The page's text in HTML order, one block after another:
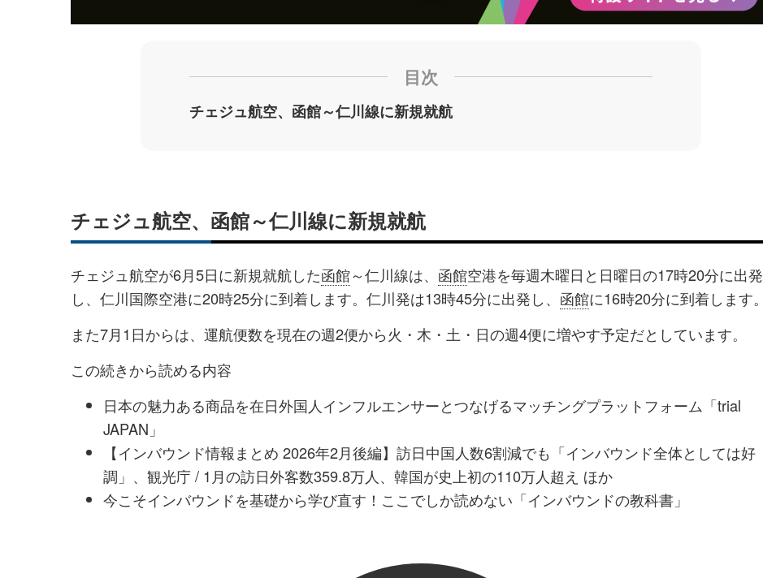
目次
チェジュ航空、函館～仁川線に新規就航
チェジュ航空、函館～仁川線に新規就航
チェジュ航空が6月5日に新規就航した函館～仁川線は、 函館空港を毎週木曜日と日曜日の17時20分に出発
し、仁川国際空港に20時25分に到着します。仁川発は13時45分に出発し、 函館に16時20分に到着します。
また7月1日からは、運航便数を現在の週2便から火・木・土・日の週4便に増やす予定だとしています。
この続きから読める内容
日本の魅力ある商品を在日外国人インフルエンサーとつなげるマッチングプラットフォーム「trial
JAPAN」
【インバウンド情報まとめ 2026年2月後編】訪日中国人数6割減でも「インバウンド全体としては好
調」、観光庁 / 1月の訪日外客数359.8万人、韓国が史上初の110万人超え ほか
今こそインバウンドを基礎から学び直す！ここでしか読めない「インバウンドの教科書」